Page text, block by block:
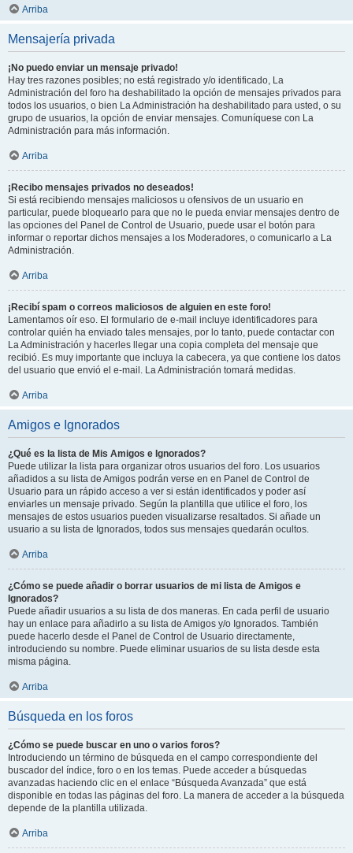
Arriba
Mensajería privada
¡No puedo enviar un mensaje privado!
Hay tres razones posibles; no está registrado y/o identificado, La
Administración del foro ha deshabilitado la opción de mensajes privados para
todos los usuarios, o bien La Administración ha deshabilitado para usted, o su
grupo de usuarios, la opción de enviar mensajes. Comuníquese con La
Administración para más información.
Arriba
¡Recibo mensajes privados no deseados!
Si está recibiendo mensajes maliciosos u ofensivos de un usuario en
particular, puede bloquearlo para que no le pueda enviar mensajes dentro de
las opciones del Panel de Control de Usuario, puede usar el botón para
informar o reportar dichos mensajes a los Moderadores, o comunicarlo a La
Administración.
Arriba
¡Recibí spam o correos maliciosos de alguien en este foro!
Lamentamos oír eso. El formulario de e-mail incluye identificadores para
controlar quién ha enviado tales mensajes, por lo tanto, puede contactar con
La Administración y hacerles llegar una copia completa del mensaje que
recibió. Es muy importante que incluya la cabecera, ya que contiene los datos
del usuario que envió el e-mail. La Administración tomará medidas.
Arriba
Amigos e Ignorados
¿Qué es la lista de Mis Amigos e Ignorados?
Puede utilizar la lista para organizar otros usuarios del foro. Los usuarios
añadidos a su lista de Amigos podrán verse en en Panel de Control de
Usuario para un rápido acceso a ver si están identificados y poder así
enviarles un mensaje privado. Según la plantilla que utilice el foro, los
mensajes de estos usuarios pueden visualizarse resaltados. Si añade un
usuario a su lista de Ignorados, todos sus mensajes quedarán ocultos.
Arriba
¿Cómo se puede añadir o borrar usuarios de mi lista de Amigos e
Ignorados?
Puede añadir usuarios a su lista de dos maneras. En cada perfil de usuario
hay un enlace para añadirlo a su lista de Amigos y/o Ignorados. También
puede hacerlo desde el Panel de Control de Usuario directamente,
introduciendo su nombre. Puede eliminar usuarios de su lista desde esta
misma página.
Arriba
Búsqueda en los foros
¿Cómo se puede buscar en uno o varios foros?
Introduciendo un término de búsqueda en el campo correspondiente del
buscador del índice, foro o en los temas. Puede acceder a búsquedas
avanzadas haciendo clic en el enlace “Búsqueda Avanzada” que está
disponible en todas las páginas del foro. La manera de acceder a la búsqueda
depende de la plantilla utilizada.
Arriba